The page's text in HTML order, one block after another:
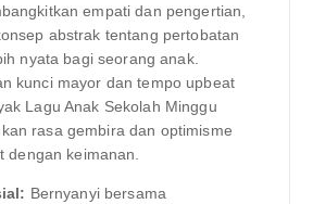
empati dan pengertian,
abstrak tentang pertobatan
nyata bagi seorang anak.
kunci mayor dan tempo upbeat
Lagu Anak Sekolah Minggu
rasa gembira dan optimisme
dengan keimanan.
Bernyanyi bersama